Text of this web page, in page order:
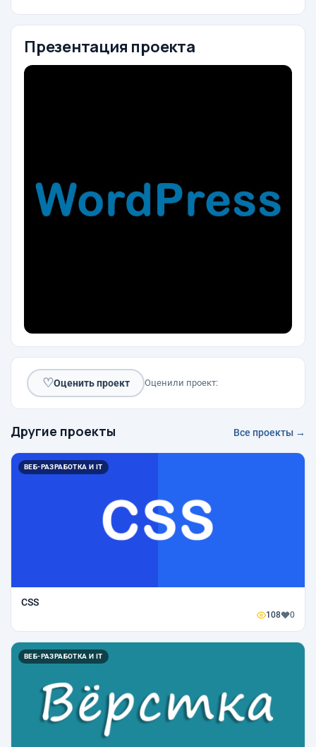
Презентация проекта
♡Оценить проект Оценили проект:
Другие проекты Все проекты →
ВЕБ-РАЗРАБОТКА И IT
CSS
108 0
ВЕБ-РАЗРАБОТКА И IT